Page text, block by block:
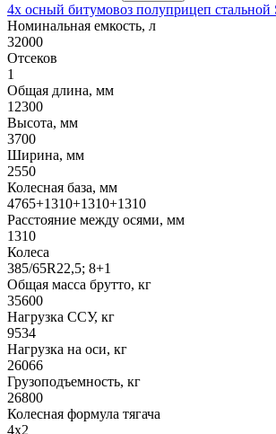
4х осный битумовоз полуприцеп стальной
Номинальная емкость, л
32000
Отсеков
1
Общая длина, мм
12300
Высота, мм
3700
Ширина, мм
2550
Колесная база, мм
4765+1310+1310+1310
Расстояние между осями, мм
1310
Колеса
385/65R22,5; 8+1
Общая масса брутто, кг
35600
Нагрузка ССУ, кг
9534
Нагрузка на оси, кг
26066
Грузоподъемность, кг
26800
Колесная формула тягача
4x2